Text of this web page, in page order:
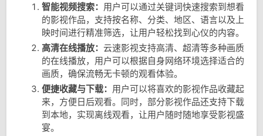
智能视频搜索： 用户可以通过关键词快速搜索到想看
的影视作品，支持按名称、分类、地区、语言以及上
映时间进行精准筛选，让用户轻松找到心仪的内容。
高清在线播放： 云速影视支持高清、超清等多种画质
的在线播放，用户可以根据自身网络环境选择适合的
画质，确保流畅无卡顿的观看体验。
便捷收藏与下载： 用户可以将喜欢的影视作品收藏起
来，方便日后观看。同时，部分影视作品还支持下载
到本地，实现离线观看，让用户随时随地享受影视盛
宴。